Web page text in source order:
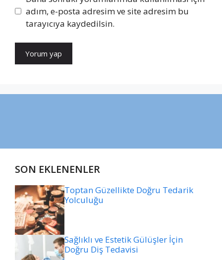
adım, e-posta adresim ve site adresim bu
tarayıcıya kaydedilsin.
SON EKLENENLER
Toptan Güzellikte Doğru Tedarik
Yolculuğu
Sağlıklı ve Estetik Gülüşler İçin
Doğru Diş Tedavisi